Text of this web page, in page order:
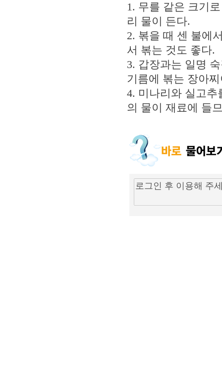
1. 무를 같은 크기
리 물이 든다.
2. 볶을 때 센 불에
서 볶는 것도 좋다.
3. 갑장과는 일명
기름에 볶는 장아
4. 미나리와 실고
의 물이 재료에 들